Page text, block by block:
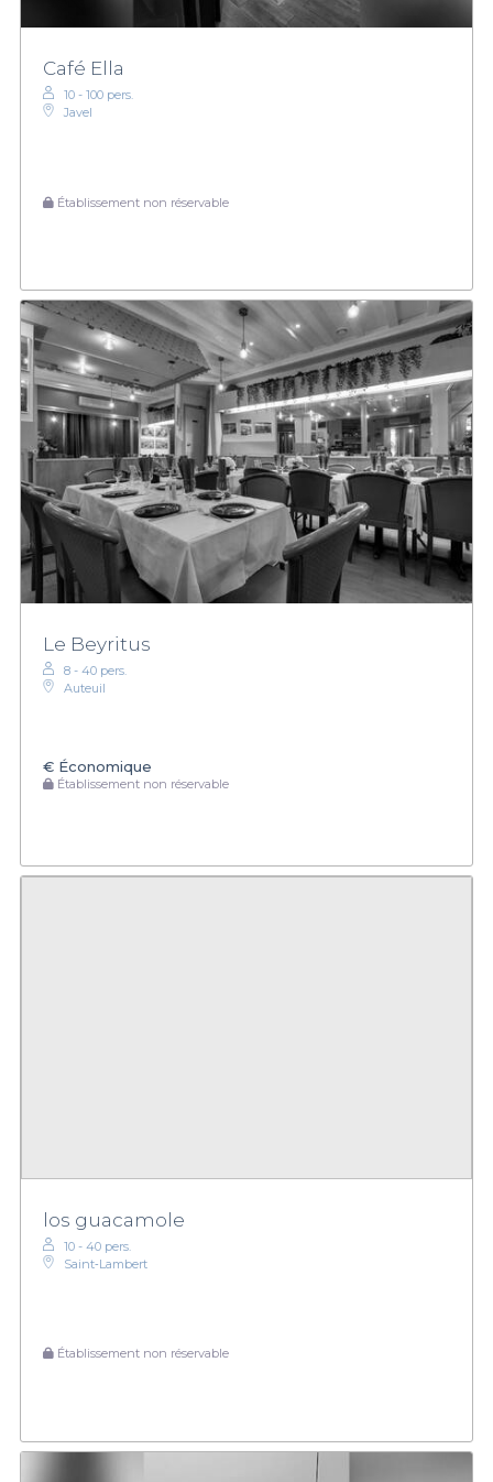
Café Ella
10 - 100 pers.
Javel
Établissement non réservable
Le Beyritus
8 - 40 pers.
Auteuil
€ Économique
Établissement non réservable
los guacamole
10 - 40 pers.
Saint‑Lambert
Établissement non réservable